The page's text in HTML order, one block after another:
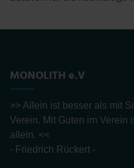
MONOLITH e.V
>> Allein ist besser als mit
Verein. Mit Guten im Verein
allein. <<
- Friedrich Rückert -